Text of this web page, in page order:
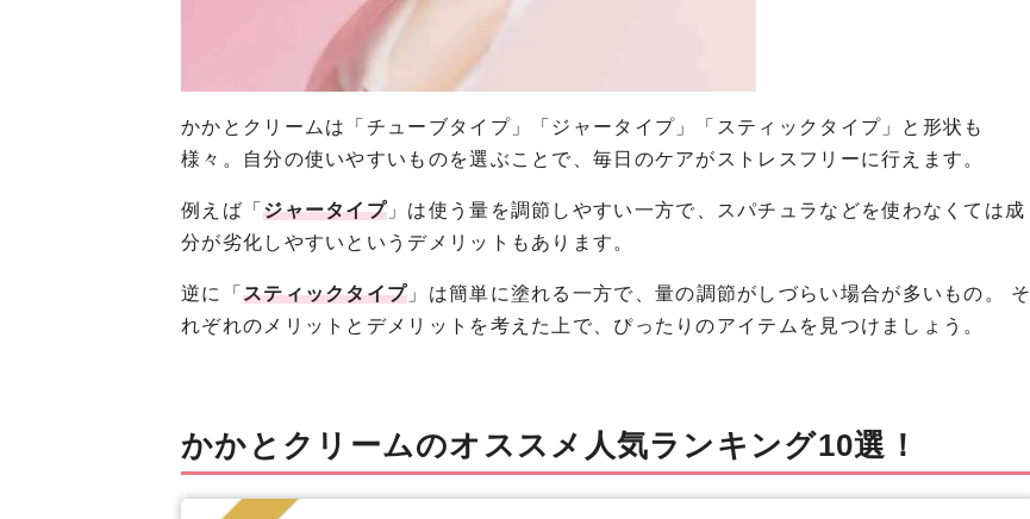
かかとクリームは「チューブタイプ」「ジャータイプ」「スティックタイプ」と形状も
様々。自分の使いやすいものを選ぶことで、毎日のケアがストレスフリーに行えます。
例えば「ジャータイプ 」は使う量を調節しやすい一方で、スパチュラなどを使わなくては成
分が劣化しやすいというデメリットもあります。
逆に「 スティックタイプ 」は簡単に塗れる一方で、量の調節がしづらい場合が多いもの。 そ
れぞれのメリットとデメリットを考えた上で、ぴったりのアイテムを見つけましょう。
かかとクリームのオススメ人気ランキング10選！